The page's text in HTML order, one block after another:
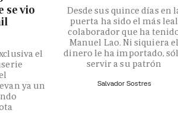
se vio
el
ya un
Desde sus quince días en
puerta ha sido el más leal
colaborador que ha
Manuel Lao. Ni siquiera
dinero le ha importado,
servir a su patrón
Salvador Sostres